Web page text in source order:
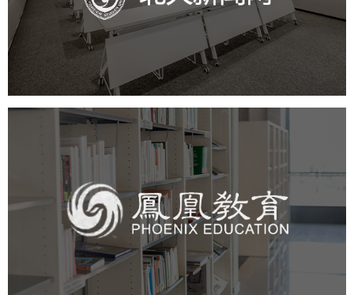
培训教育 品牌官网 高校
学校网站建设
教育网站建设
凤凰教育
培训教育 高校 教育网站建设
学校网站建设
大学网站建设
高校网站建设